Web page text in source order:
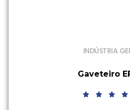
INDÚSTRIA
Gaveteiro